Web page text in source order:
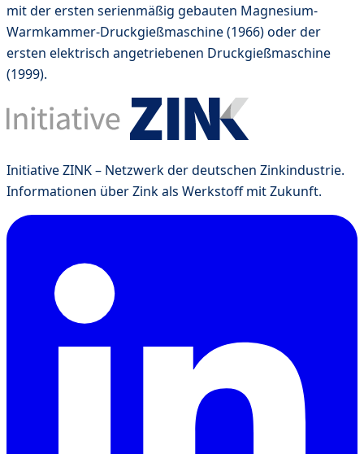
mit der ersten serienmäßig gebauten Magnesium-
Warmkammer-Druckgießmaschine (1966) oder der
ersten elektrisch angetriebenen Druckgießmaschine
(1999).
Initiative ZINK – Netzwerk der deutschen Zinkindustrie.
Informationen über Zink als Werkstoff mit Zukunft.